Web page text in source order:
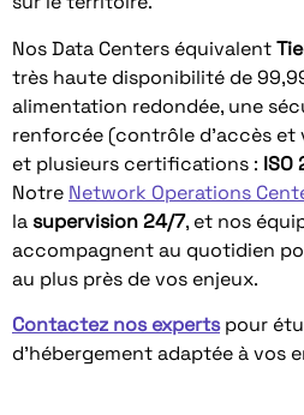
Nos Data Centers équivalent
très haute disponibilité de
alimentation redondée, une
renforcée (contrôle d’accès et
et plusieurs certifications : ISO
Notre Network Operations
la supervision 24/7, et nos
accompagnent au quotidien
au plus près de vos enjeux.
Contactez nos expertspour
d’hébergement adaptée à vos